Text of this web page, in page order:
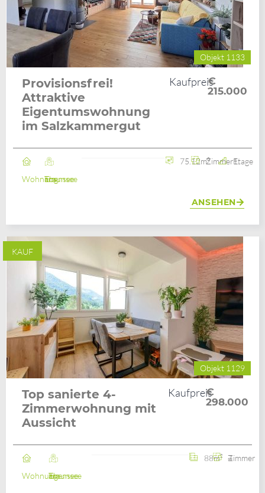
Objekt 1133
Provisionsfrei!
Attraktive
Eigentumswohnung
im Salzkammergut
Kaufpreis
€
215.000
WohnungEbensee am Traunsee
75.12m²2 Zimmer1. Etage
ANSEHEN
KAUF
Objekt 1129
Top sanierte 4-
Zimmerwohnung mit
Aussicht
Kaufpreis
€
298.000
WohnungEbensee am Traunsee
88m² 4 Zimmer